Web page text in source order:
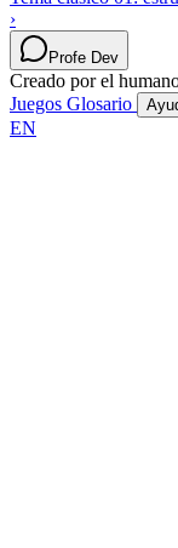
›
Profe Dev
Creado por el
Juegos Glosario
EN